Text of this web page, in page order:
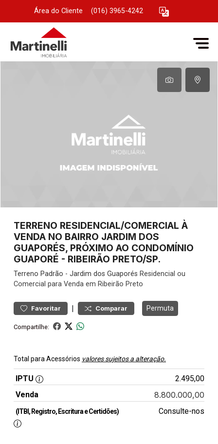
Área do Cliente (016) 3965-4242
TERRENO RESIDENCIAL/COMERCIAL À
VENDA NO BAIRRO JARDIM DOS
GUAPORÉS, PRÓXIMO AO CONDOMÍNIO
GUAPORÉ - RIBEIRÃO PRETO/SP.
Terreno Padrão - Jardim dos Guaporés Residencial ou
Comercial para Venda em Ribeirão Preto
Favoritar | Comparar Permuta
Compartilhe:
Total para Acessórios valores sujeitos a alteração.
IPTU
2.495,00
Venda
8.800.000,00
(ITBI, Registro, Escritura e Certidões) Consulte-nos